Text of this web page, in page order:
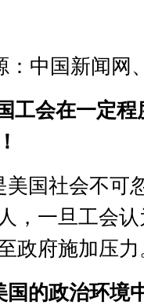
：中国新闻网
工会在一定
国社会不可
，一旦工会
政府施加压力
国的政治环境